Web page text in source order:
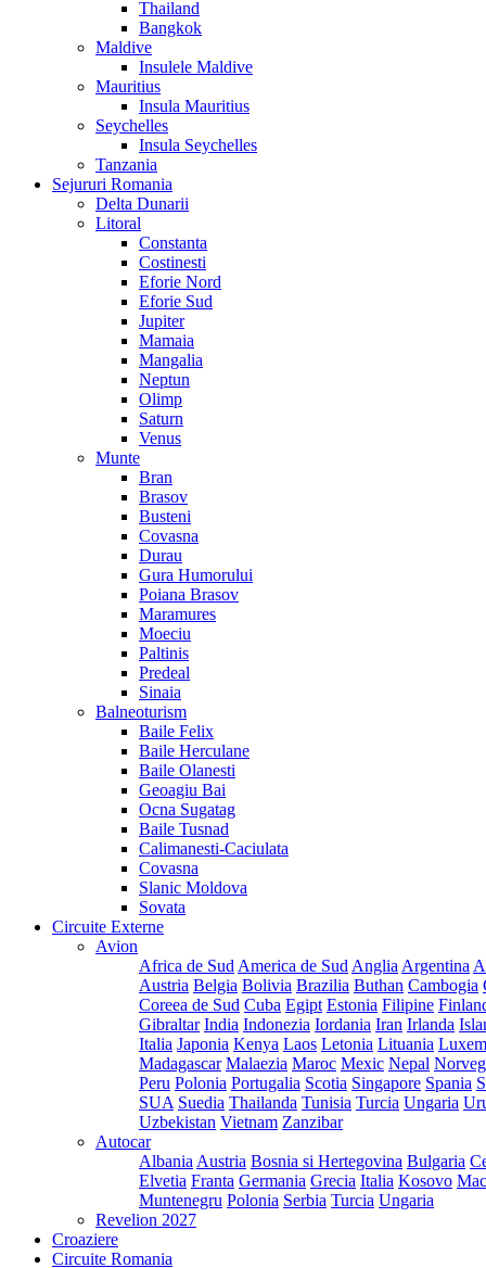
Thailand
Bangkok
Maldive
Insulele Maldive
Mauritius
Insula Mauritius
Seychelles
Insula Seychelles
Tanzania
Sejururi Romania
Delta Dunarii
Litoral
Constanta
Costinesti
Eforie Nord
Eforie Sud
Jupiter
Mamaia
Mangalia
Neptun
Olimp
Saturn
Venus
Munte
Bran
Brasov
Busteni
Covasna
Durau
Gura Humorului
Poiana Brasov
Maramures
Moeciu
Paltinis
Predeal
Sinaia
Balneoturism
Baile Felix
Baile Herculane
Baile Olanesti
Geoagiu Bai
Ocna Sugatag
Baile Tusnad
Calimanesti-Caciulata
Covasna
Slanic Moldova
Sovata
Circuite Externe
Avion
Africa de Sud America de Sud Anglia Argentina
Austria Belgia Bolivia Brazilia Buthan Cambogia
Coreea de Sud Cuba Egipt Estonia Filipine
Gibraltar India Indonezia Iordania Iran Irlanda
Italia Japonia Kenya Laos Letonia Lituania
Madagascar Malaezia Maroc Mexic Nepal
Peru Polonia Portugalia Scotia Singapore Spania
SUA Suedia Thailanda Tunisia Turcia Ungaria
Uzbekistan Vietnam Zanzibar
Autocar
Albania Austria Bosnia si Hertegovina Bulgaria
Elvetia Franta Germania Grecia Italia Kosovo
Muntenegru Polonia Serbia Turcia Ungaria
Revelion 2027
Croaziere
Circuite Romania